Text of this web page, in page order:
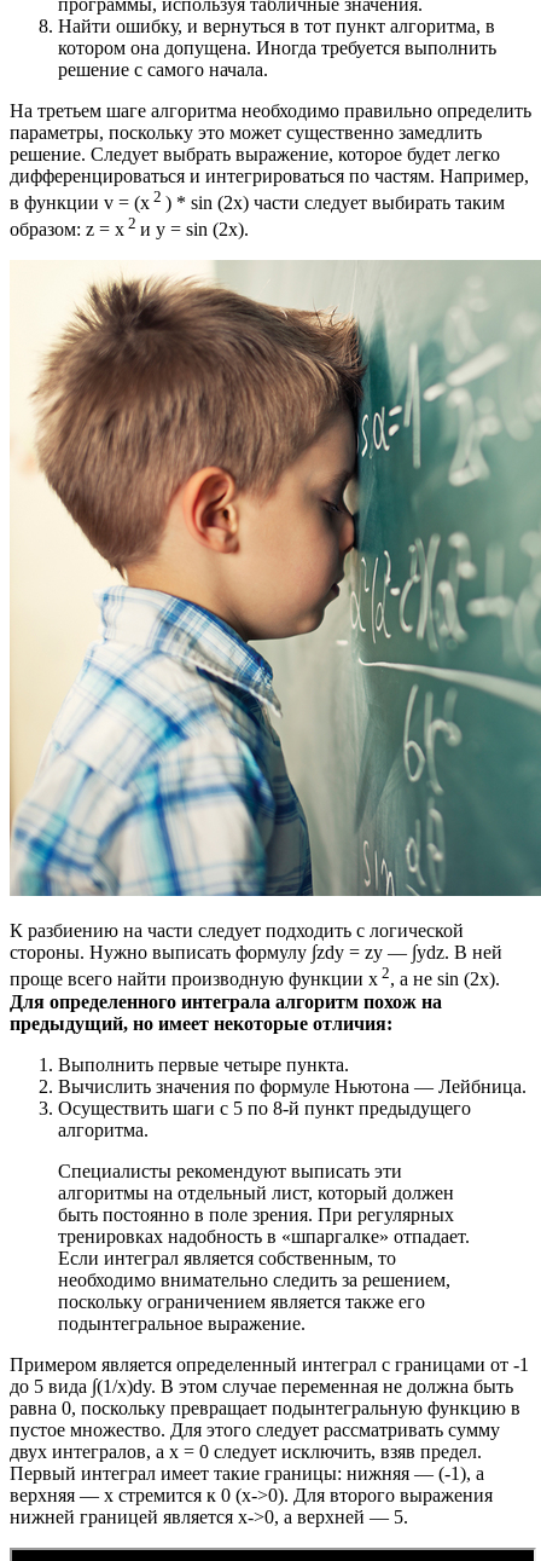
Найти ошибку, и вернуться в тот пункт алгоритма, в
котором она допущена. Иногда требуется выполнить
решение с самого начала.
На третьем шаге алгоритма необходимо правильно определить
параметры, поскольку это может существенно замедлить
решение. Следует выбрать выражение, которое будет легко
дифференцироваться и интегрироваться по частям. Например,
в функции v = (x 2 ) * sin (2x) части следует выбирать таким
образом: z = x 2 и y = sin (2x).
К разбиению на части следует подходить с логической
стороны. Нужно выписать формулу ∫zdy = zy — ∫ydz. В ней
проще всего найти производную функции x 2, а не sin (2x).
Для определенного интеграла алгоритм похож на
предыдущий, но имеет некоторые отличия:
Выполнить первые четыре пункта.
Вычислить значения по формуле Ньютона — Лейбница.
Осуществить шаги с 5 по 8-й пункт предыдущего
алгоритма.
Специалисты рекомендуют выписать эти
алгоритмы на отдельный лист, который должен
быть постоянно в поле зрения. При регулярных
тренировках надобность в «шпаргалке» отпадает.
Если интеграл является собственным, то
необходимо внимательно следить за решением,
поскольку ограничением является также его
подынтегральное выражение.
Примером является определенный интеграл с границами от -1
до 5 вида ∫(1/x)dy. В этом случае переменная не должна быть
равна 0, поскольку превращает подынтегральную функцию в
пустое множество. Для этого следует рассматривать сумму
двух интегралов, а x = 0 следует исключить, взяв предел.
Первый интеграл имеет такие границы: нижняя — (-1), а
верхняя — x стремится к 0 (х->0). Для второго выражения
нижней границей является x->0, а верхней — 5.